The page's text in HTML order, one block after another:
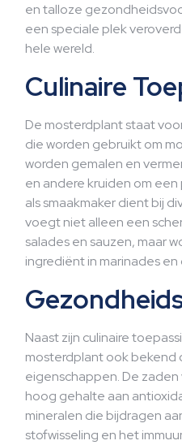
en talloze
een speciale plek
hele wereld.
Culinaire
De mosterdplant staat
die worden gebruikt om
worden gemalen en
en andere kruiden om
als smaakmaker dient bij
voegt niet alleen een
salades en sauzen, maar
ingrediënt in marinades en
Naast zijn culinaire
mosterdplant ook bekend
eigenschappen. De
hoog gehalte aan
mineralen die bijdragen
stofwisseling en het